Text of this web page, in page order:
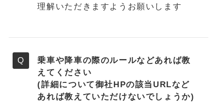
理解いただきますようお願いします
乗車や降車の際のルールなどあれば教
えてください
(詳細について御社HPの該当URLなど
あれば教えていただけないでしょうか)